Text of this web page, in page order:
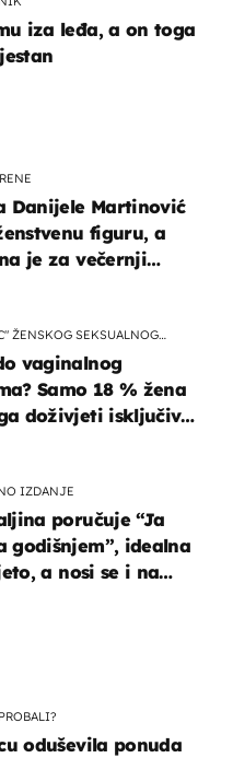
oduševila ponuda
iza leđa, a on toga
Danijele Martinović
figuru, a
je za večernji
ŽENSKOG SEKSUALNOG
vaginalnog
Samo 18 % žena
doživjeti isključivo
IZDANJE
poručuje “Ja
godišnjem”, idealna
a nosi se i na